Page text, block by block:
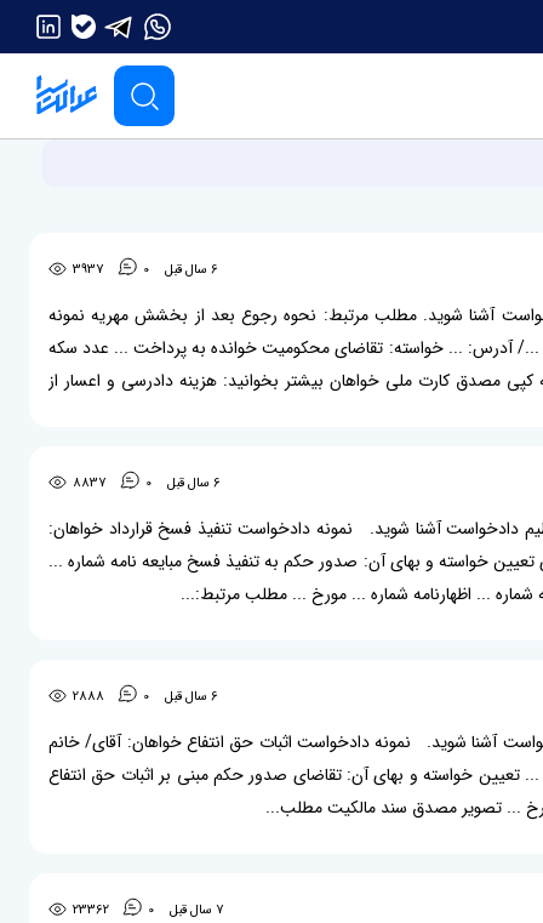
6 سال قبل 0
3937
آشنا شوید. مطلب مرتبط: نحوه رجوع بعد از بخشش مهریه نمونه
.../ آدرس: ... خواسته: تقاضای محکومیت خوانده به پرداخت ... عدد سکه
مصدق کارت ملی خواهان بیشتر بخوانید: هزینه دادرسی و اعسار از
6 سال قبل 0
8837
دادخواست آشنا شوید. نمونه دادخواست تنفیذ فسخ قرارداد خواهان:
خواسته و بهای آن: صدور حکم به تنفیذ فسخ مبایعه نامه شماره ...
... اظهارنامه شماره ... مورخ ... مطلب مرتبط:...
6 سال قبل 0
2888
آشنا شوید. نمونه دادخواست اثبات حق انتفاع خواهان: آقای/ خانم
خواسته و بهای آن: تقاضای صدور حکم مبنی بر اثبات حق انتفاع
... تصویر مصدق سند مالکیت مطلب...
7 سال قبل 0
23362